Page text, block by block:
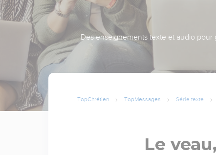
Des enseignements texte et audio
TopChrétien TopMessages Série texte
Le